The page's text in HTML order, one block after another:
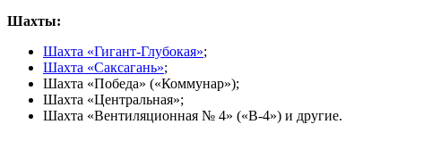
Шахты:
Шахта «Гигант-Глубокая»;
Шахта «Саксагань»;
Шахта «Победа» («Коммунар»);
Шахта «Центральная»;
Шахта «Вентиляционная № 4» («В-4») и другие.